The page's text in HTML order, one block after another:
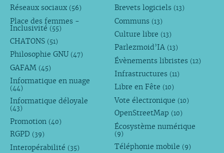
Réseaux sociaux (56)
Place des femmes -
Inclusivité (55)
CHATONS (51)
Philosophie GNU (47)
GAFAM (45)
Informatique en nuage
(44)
Informatique déloyale
(43)
Promotion (40)
RGPD (39)
Interopérabilité (35)
Brevets logiciels (13)
Communs (13)
Culture libre (13)
Parlezmoid’IA (13)
Évènements libristes (12)
Infrastructures (11)
Libre en Fête (10)
Vote électronique (10)
OpenStreetMap (10)
Écosystème numérique
(9)
Téléphonie mobile (9)